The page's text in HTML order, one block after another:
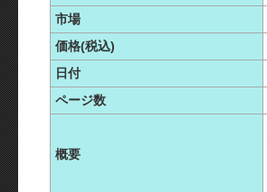
市場
価格(税込)
日付
ページ数
概要